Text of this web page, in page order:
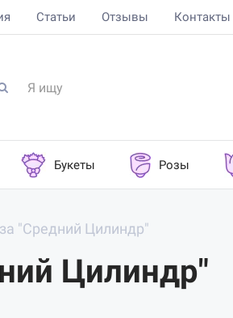
Статьи Отзывы Контакты
Букеты Розы
"Средний Цилиндр"
Цилиндр"